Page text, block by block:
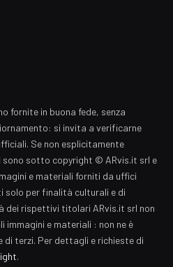
fornite in buona fede, senza
si invita a verificarne
Se non esplicitamente
sotto copyright © ARvis.it srl e
e materiali forniti da uffici
solo per finalità culturali e di
dei rispettivi titolari ARvis.it srl non
e materiali : non ne è
terzi. Per dettagli e richieste di
.